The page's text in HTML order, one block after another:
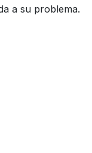
a su problema.